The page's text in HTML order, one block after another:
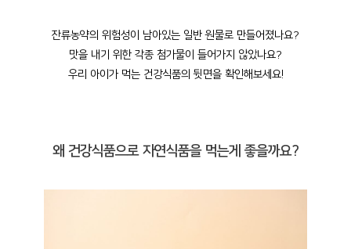
잔류농약의 위험성이 남아있는 일반 원물로 만들어졌나요?
맛을 내기 위한 각종 첨가물이 들어가지 않았나요?
우리 아이가 먹는 건강식품의 뒷면을 확인해보세요!
왜 건강식품으로 자연식품을 먹는게 좋을까요?